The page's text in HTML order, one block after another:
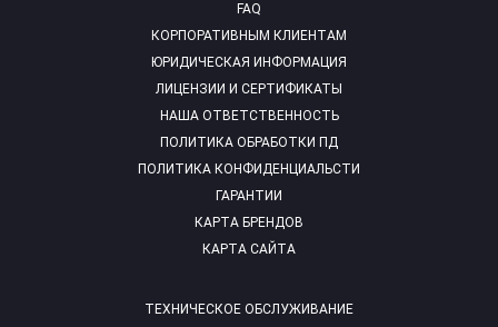
FAQ
ТЕХНИЧЕСКОЕ ОБСЛУЖИВАНИЕ
КОРПОРАТИВНЫМ КЛИЕНТАМ
ЮРИДИЧЕСКАЯ ИНФОРМАЦИЯ
ЛИЦЕНЗИИ И СЕРТИФИКАТЫ
НАША ОТВЕТСТВЕННОСТЬ
ПОЛИТИКА ОБРАБОТКИ ПД
ПОЛИТИКА КОНФИДЕНЦИАЛЬСТИ
ГАРАНТИИ
КАРТА БРЕНДОВ
КАРТА САЙТА